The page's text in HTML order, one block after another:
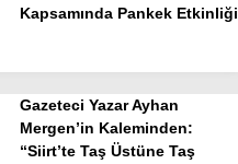
Kapsamında Pankek Etkinliği
Gazeteci Yazar Ayhan
Mergen’in Kaleminden:
“Siirt’te Taş Üstüne Taş